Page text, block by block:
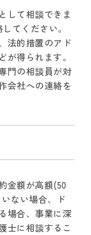
して相談できま
てください。
法的措置のアド
得られます。
門の相談員が対
会社への連絡を
金額が高額(50
ない場合、ド
場合、事業に深
士に相談するこ